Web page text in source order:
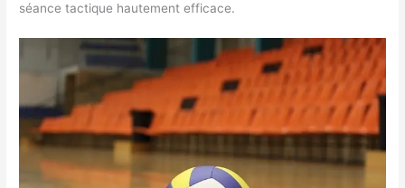
séance tactique hautement efficace.